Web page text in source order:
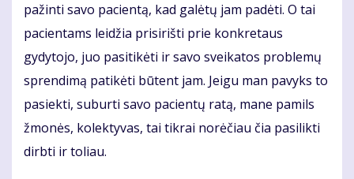
pažinti savo pacientą, kad galėtų jam padėti. O tai
pacientams leidžia prisirišti prie konkretaus
gydytojo, juo pasitikėti ir savo sveikatos problemų
sprendimą patikėti būtent jam. Jeigu man pavyks to
pasiekti, suburti savo pacientų ratą, mane pamils
žmonės, kolektyvas, tai tikrai norėčiau čia pasilikti
dirbti ir toliau.